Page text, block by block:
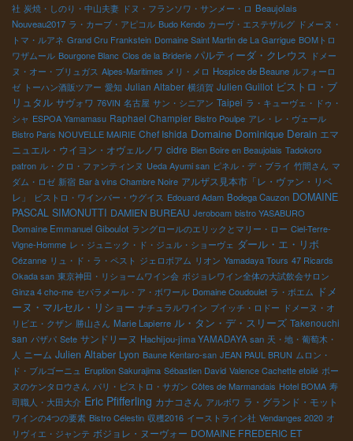
社 炭焼・しのり・中山夫妻 ドヌ・フランソワ・サンメー・ロ Beaujolais
Nouveau2017 ラ・カーブ・アピコル Budo Kendo カーヴ・エステザルグ ドメーヌ・
トマ・ルアネ Grand Cru Frankstein Domaine Saint Martin de La Garrigue BOMトロ
ワザムール Bourgone Blanc Clos de la Briderie パルティーダ・クレウス
ドメー
ヌ・オー・ブリュガス Alpes-Maritimes メリ・メロ Hospice de Beaune ルフォーロ
ゼ トーハン酒販ツアー 愛知 Julian Altaber 横須賀 Julien Guillot ビストロ・ブ
リュタル サヴォワ 76VIN 名古屋 サン・シニアン Taipei ラ・キューヴェ・ドゥ・
シャ ESPOA Yamamasu Raphael Champier Bistro Poulpe アレ・レ・ヴェール
Bistro Paris NOUVELLE MAIRIE Chef Ishida Domaine Dominique Derain エマ
ニュエル・ウイヨン・オヴェルノワ cidre Bien Boire en Beaujolais Tadokoro
patron ル・クロ・ファンティンヌ Ueda Ayumi san ピネル・デ・ブライ 竹間さん マ
ダム・ロゼ 新宿 Bar à vins Chambre Noire アルザス見本市「レ・ヴァン・リベ
レ」
ビストロ・ワインバー・ウグイス Edouard Adam Bodega Cauzon DOMAINE
PASCAL SIMONUTTI DAMIEN BUREAU Jeroboam bistro YASABURO
Domaine Emmanuel Giboulot ラングロールのエリックとマリー・ロー Ciel-Terre-
Vigne-Homme レ・ジュニック・ド・ジュル・ショーヴェ ダール・エ・リボ
Cézanne リュ・ド・ラ・ペスト ジェロボアム リオン Yamadaya Tours 47 Ricards
Okada san 東京神田・リショームワイン会 ボジョレワイン全体の大試飲会サロン
Ginza 4 cho-me セパラメール・ア・ボワール Domaine Coudoulet ラ・ボエム ドメ
ーヌ・マルセル・リショー ナチュラルワイン プイッチ・ロドー ドメーヌ・オ
リビエ・クザン 勝山さん Marie Lapierre ル・タン・デ・スリーズ Takenouchi
san パザパ Sete サンドリーヌ Hachijou-jima YAMADAYA san 天・地・葡萄木・
人 ニーム Julien Altaber Lyon Baune Kentaro-san JEAN PAUL BRUN ムロン・
ド・ブルゴーニュ Eruption Sakurajima Sébastien David Valence Cachette etoilé ボー
ヌのケンタロウさん パリ・ビストロ・サガン Côtes de Marmandais Hotel BOMA 寿
司職人・大田大介 Eric Pfifferling カナコさん アルボワ ラ・グランド・モット
ワインの4つの要素 Bistro Célestin 収穫2016 イーストライン社 Vendanges 2020 オ
リヴィエ・ジャンテ ボジョレ・ヌーヴォー DOMAINE FREDERIC ET